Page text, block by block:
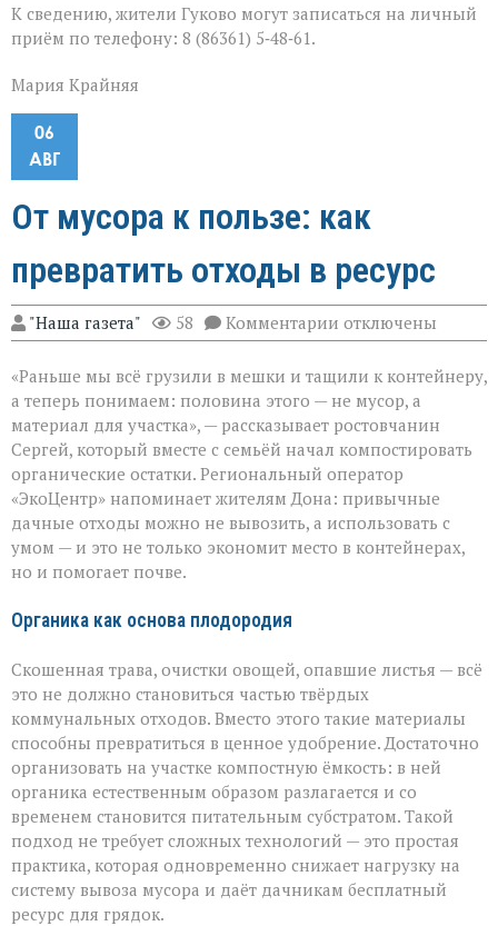
К сведению, жители Гуково могут записаться на личный
приём по телефону: 8 (86361) 5‑48‑61.
Мария Крайняя
06
АВГ
От мусора к пользе: как
превратить отходы в ресурс
"Наша газета" 58 Комментарии к
записи
мусора
к
пользе:
как
превратить
отходы
в
ресурс
отключены
«Раньше мы всё грузили в мешки и тащили к контейнеру,
а теперь понимаем: половина этого — не мусор, а
материал для участка», — рассказывает ростовчанин
Сергей, который вместе с семьёй начал компостировать
органические остатки. Региональный оператор
«ЭкоЦентр» напоминает жителям Дона: привычные
дачные отходы можно не вывозить, а использовать с
умом — и это не только экономит место в контейнерах,
но и помогает почве.
Органика как основа плодородия
Скошенная трава, очистки овощей, опавшие листья — всё
это не должно становиться частью твёрдых
коммунальных отходов. Вместо этого такие материалы
способны превратиться в ценное удобрение. Достаточно
организовать на участке компостную ёмкость: в ней
органика естественным образом разлагается и со
временем становится питательным субстратом. Такой
подход не требует сложных технологий — это простая
практика, которая одновременно снижает нагрузку на
систему вывоза мусора и даёт дачникам бесплатный
ресурс для грядок.